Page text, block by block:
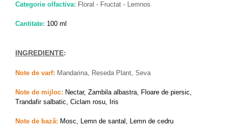
Categorie olfactiva: Floral - Fructat - Lemnos
Cantitate: 100 ml
INGREDIENTE:
Note de varf: Mandarina, Reseda Plant, Seva
Note de mijloc: Nectar, Zambila albastra, Floare de piersic,
Trandafir salbatic, Ciclam rosu, Iris
Note de bază: Mosc, Lemn de santal, Lemn de cedru